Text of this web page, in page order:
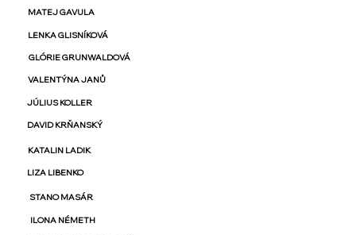
MATEJ GAVULA
LENKA GLISNÍKOVÁ
GLÓRIE GRUNWALDOVÁ
VALENTÝNA JANŮ
JÚLIUS KOLLER
DAVID KRŇANSKÝ
KATALIN LADIK
LIZA LIBENKO
ILONA NÉMETH
STANO MASÁR